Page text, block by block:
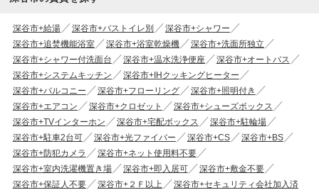
深谷市+給湯 深谷市+バストイレ別
深谷市+シャワー
深谷市+追焚機能浴室
深谷市+浴室乾燥機
深谷市+洗面所独立
深谷市+シャワー付洗面台
深谷市+温水洗浄便座
深谷市+オートバス
深谷市+システムキッチン
深谷市+IHクッキングヒーター
深谷市+バルコニー
深谷市+フローリング
深谷市+照明付き
深谷市+エアコン
深谷市+クロゼット
深谷市+シューズボックス
深谷市+TVインターホン
深谷市+宅配ボックス
深谷市+駐輪場
深谷市+駐車2台可
深谷市+光ファイバー 深谷市+CS
深谷市+BS
深谷市+防犯カメラ
深谷市+ネット使用料不要
深谷市+室内洗濯機置き場
深谷市+即入居可
深谷市+敷金不要
深谷市+保証人不要
深谷市+２Ｆ以上 深谷市+セキュリティ会社加入済